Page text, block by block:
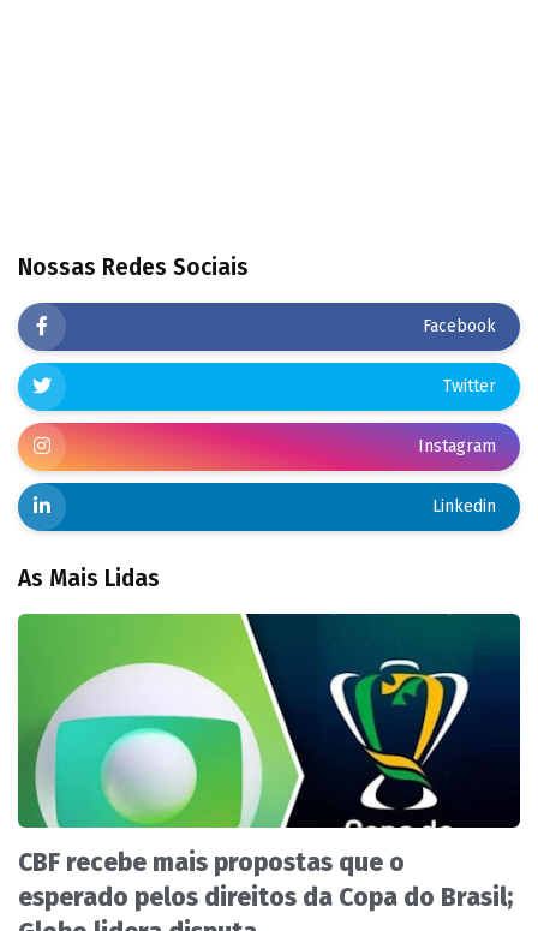
Nossas Redes Sociais
Facebook
Twitter
Instagram
Linkedin
As Mais Lidas
CBF recebe mais propostas que o
esperado pelos direitos da Copa do Brasil;